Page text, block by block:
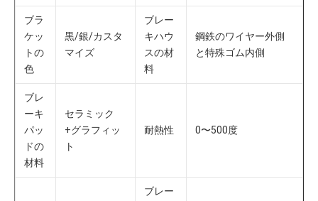
ブラ
ケッ
トの
色
黒/銀/カスタ
マイズ
ブレー
キハウ
スの材
料
鋼鉄のワイヤー外側
と特殊ゴム内側
ブレ
ーキ
パッ
ドの
材料
セラミック
+グラフィッ
ト
耐熱性 0〜500度
ブレー